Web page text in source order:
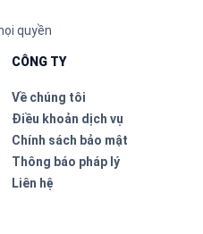
quyền
CÔNG TY
Về chúng tôi
Điều khoản dịch vụ
Chính sách bảo mật
Thông báo pháp lý
Liên hệ